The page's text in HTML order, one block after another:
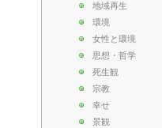
地域再生
環境
女性と環境
思想・哲学
死生観
宗教
幸せ
景観